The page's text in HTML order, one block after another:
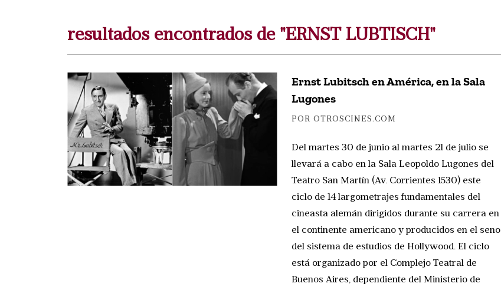
resultados encontrados de "ERNST LUBTISCH"
Ernst Lubitsch en América, en la Sala
Lugones
POR OTROSCINES.COM
Del martes 30 de junio al martes 21 de julio se
llevará a cabo en la Sala Leopoldo Lugones del
Teatro San Martín (Av. Corrientes 1530) este
ciclo de 14 largometrajes fundamentales del
cineasta alemán dirigidos durante su carrera en
el continente americano y producidos en el seno
del sistema de estudios de Hollywood. El ciclo
está organizado por el Complejo Teatral de
Buenos Aires, dependiente del Ministerio de